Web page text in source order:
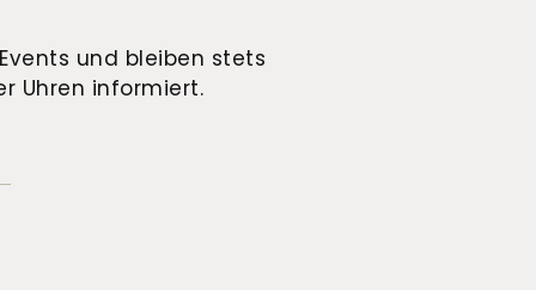
und bleiben stets
Uhren informiert.